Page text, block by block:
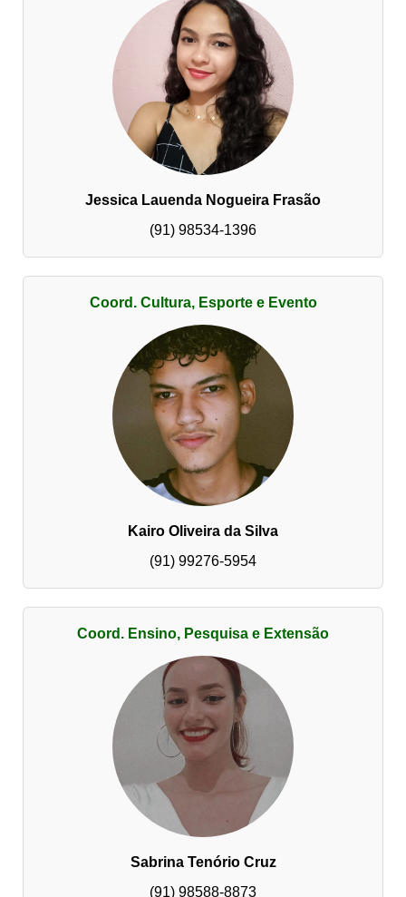
Jessica Lauenda Nogueira Frasão
(91) 98534-1396
Coord. Cultura, Esporte e Evento
Kairo Oliveira da Silva
(91) 99276-5954
Coord. Ensino, Pesquisa e Extensão
Sabrina Tenório Cruz
(91) 98588-8873